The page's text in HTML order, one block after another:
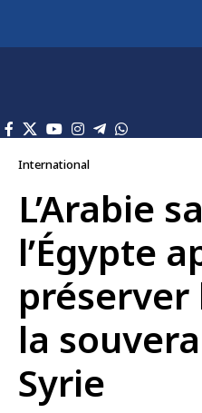
International
L’Arabie
l’Égypte
préserver
la
Syrie